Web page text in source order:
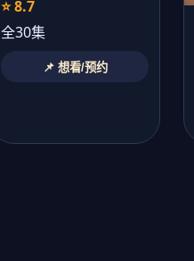
⭐ 8.7
全30集
📌 想看/预约